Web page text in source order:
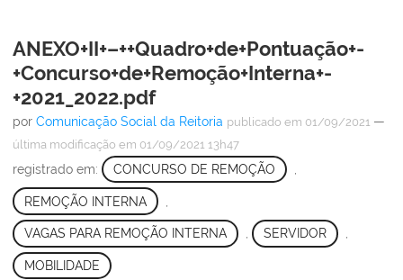
ANEXO+II+–++Quadro+de+Pontuação+-
+Concurso+de+Remoção+Interna+-
+2021_2022.pdf
por Comunicação Social da Reitoria publicado em 01/09/2021 —
última modificação em 01/09/2021 13h47
registrado em: CONCURSO DE REMOÇÃO
REMOÇÃO INTERNA
VAGAS PARA REMOÇÃO INTERNA , SERVIDOR ,
MOBILIDADE